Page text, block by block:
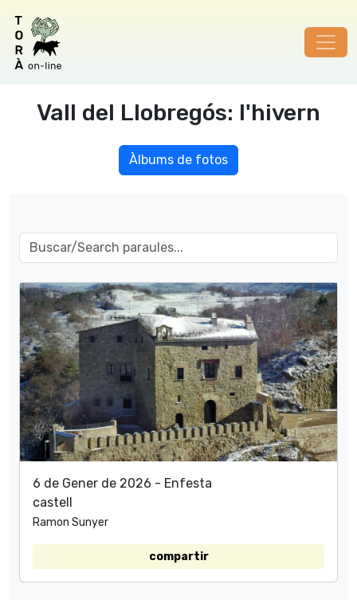
Vall del Llobregós: l'hivern
Àlbums de fotos
6 de Gener de 2026 - Enfesta
castell
Ramon Sunyer
compartir